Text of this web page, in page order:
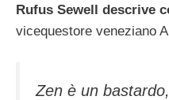
Rufus Sewell descrive
vicequestore veneziano
Zen è un